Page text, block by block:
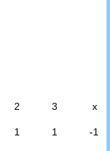
2 3 x
1 1 -1